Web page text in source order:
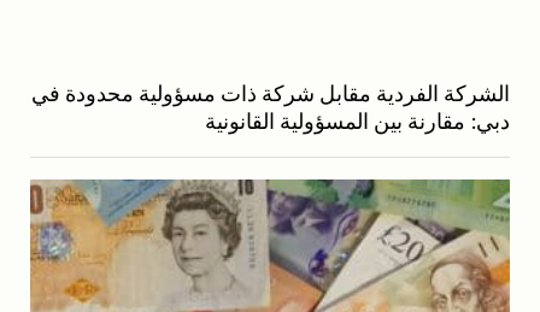
الشركة الفردية مقابل شركة ذات مسؤولية محدودة في
دبي: مقارنة بين المسؤولية القانونية